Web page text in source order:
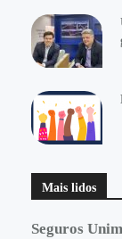
Mais lidos
Seguros